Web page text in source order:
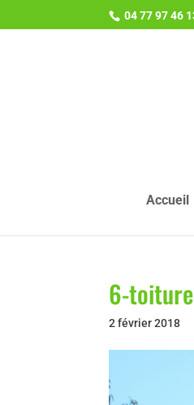
04 77 97 46
Accueil
6-
2 février 2018